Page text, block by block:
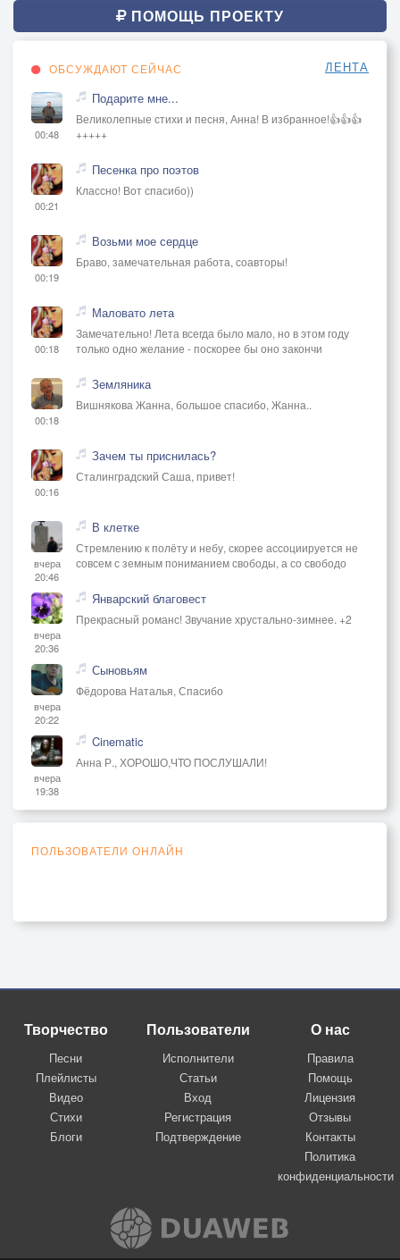
ПОМОЩЬ ПРОЕКТУ
ОБСУЖДАЮТ СЕЙЧАС ЛЕНТА
00:48
Подарите мне...
Великолепные стихи и песня, Анна! В избранное!👍👍👍
+++++
00:21
Песенка про поэтов
Классно! Вот спасибо))
00:19
Возьми мое сердце
Браво, замечательная работа, соавторы!
00:18
Маловато лета
Замечательно! Лета всегда было мало, но в этом году
только одно желание - поскорее бы оно закончи
00:18
Земляника
Вишнякова Жанна, большое спасибо, Жанна..
00:16
Зачем ты приснилась?
Сталинградский Саша, привет!
вчера
20:46
В клетке
Стремлению к полёту и небу, скорее ассоциируется не
совсем с земным пониманием свободы, а со свободо
вчера
20:36
Январский благовест
Прекрасный романс! Звучание хрустально-зимнее. +2
вчера
20:22
Сыновьям
Фёдорова Наталья, Спасибо
вчера
19:38
Cinematic
Анна Р., ХОРОШО,ЧТО ПОСЛУШАЛИ!
ПОЛЬЗОВАТЕЛИ ОНЛАЙН
Творчество
Песни
Плейлисты
Видео
Стихи
Блоги
Пользователи
Исполнители
Статьи
Вход
Регистрация
Подтверждение
О нас
Правила
Помощь
Лицензия
Отзывы
Контакты
Политика
конфиденциальности